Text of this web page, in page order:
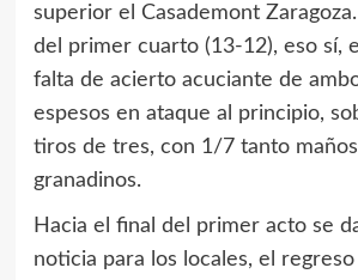
superior el Casademont
del primer cuarto (13-12), eso sí,
falta de acierto acuciante de
espesos en ataque al principio,
tiros de tres, con 1/7 tanto
granadinos.
Hacia el final del primer acto se
noticia para los locales, el regreso